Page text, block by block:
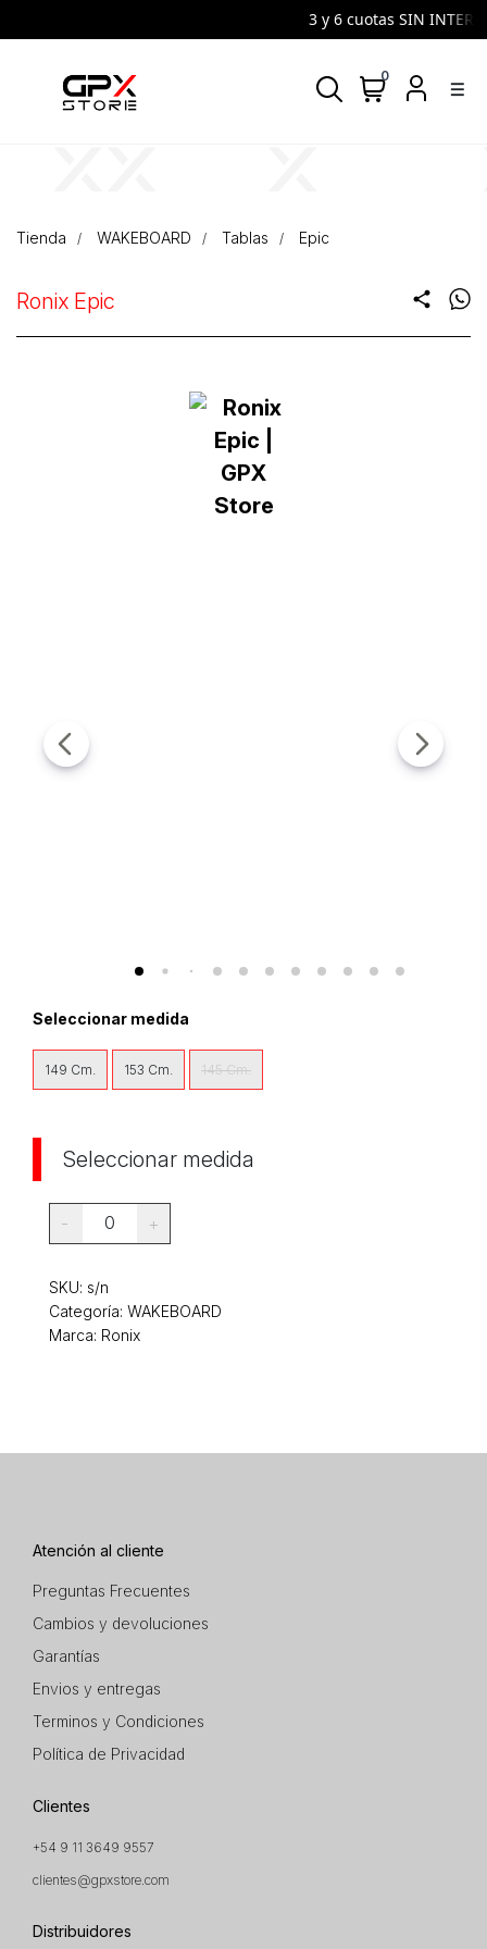
3 y 6 cuotas SIN
density_medium
0
Tienda WAKEBOARD Tablas Epic
Ronix Epic share
Seleccionar medida
149 Cm. 153 Cm. 145 Cm.
Seleccionar medida
- 0 +
SKU: s/n
Categoría: WAKEBOARD
Marca: Ronix
Atención al cliente
Preguntas Frecuentes
Cambios y devoluciones
Garantías
Envios y entregas
Terminos y Condiciones
Política de Privacidad
Clientes
+54 9 11 3649 9557
clientes@gpxstore.com
Distribuidores